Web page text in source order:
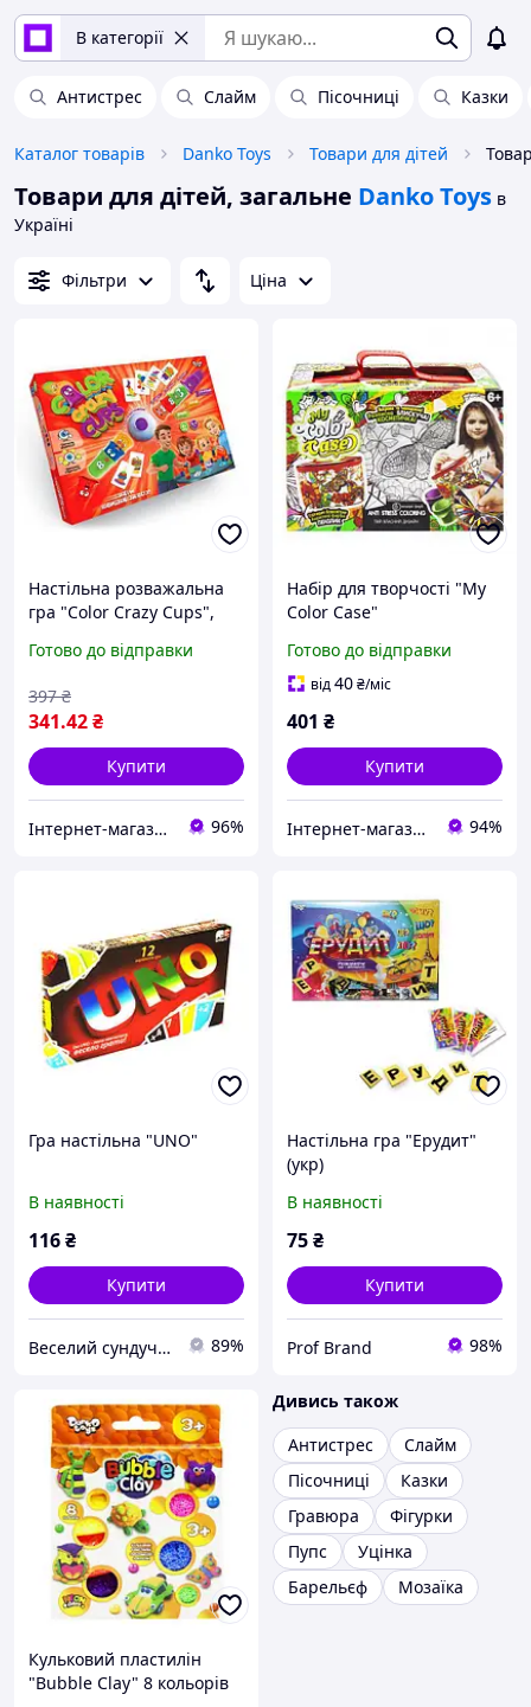
В категорії
Антистрес Слайм Пісочниці Казки
Каталог товарів Danko Toys Товари для дітей
Товари для дітей, загальне Danko Toys в
Україні
Фільтри Ціна
Настільна розважальна
гра "Color Crazy Cups",
Готово до відправки
341.42₴
397 ₴
Купити
Інтернет-магазин "NOWA" - товари для всієї родини! 96%
Набір для творчості "My
Color Casе"
Готово до відправки
від40₴/міс
401 ₴
Купити
Інтернет-магазин срібних прикрас "Талісман" 94%
Гра настільна "UNO"
В наявності
116₴
Купити
Веселий сундучок 89%
Настільна гра "Ерудит"
(укр)
В наявності
75₴
Купити
Prof Brand 98%
Кульковий пластилін
"Bubble Clay" 8 кольорів
Дивись також
Антистрес
Слайм
Пісочниці
Казки
Гравюра
Фігурки
Пупс
Уцінка
Барельєф
Мозаїка